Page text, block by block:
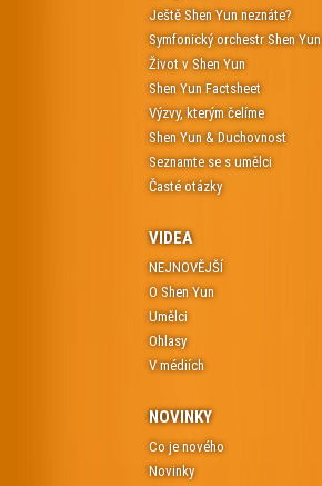
Ještě Shen Yun neznáte?
Symfonický orchestr Shen Yun
Život v Shen Yun
Shen Yun Factsheet
Výzvy, kterým čelíme
Shen Yun & Duchovnost
Seznamte se s umělci
Časté otázky
VIDEA
NEJNOVĚJŠÍ
O Shen Yun
Umělci
Ohlasy
V médiích
NOVINKY
Co je nového
Novinky